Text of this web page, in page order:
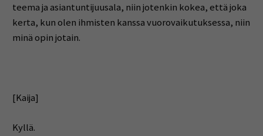
teema ja asiantuntijuusala, niin jotenkin kokea, että joka
kerta, kun olen ihmisten kanssa vuorovaikutuksessa, niin
minä opin jotain.
[Kaija]
Kyllä.